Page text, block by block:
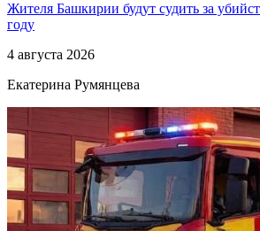
Жителя Башкирии будут судить за
году
4 августа 2026
Екатерина Румянцева